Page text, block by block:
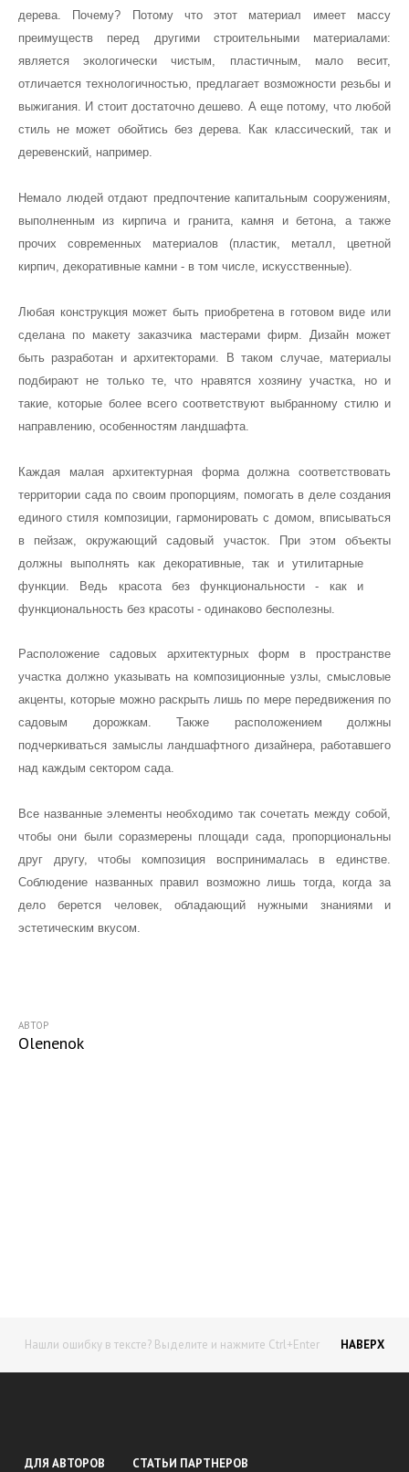
дерева. Почему? Потому что этот материал имеет массу
преимуществ перед другими строительными материалами:
является экологически чистым, пластичным, мало весит,
отличается технологичностью, предлагает возможности резьбы и
выжигания. И стоит достаточно дешево. А еще потому, что любой
стиль не может обойтись без дерева. Как классический, так и
деревенский, например.
Немало людей отдают предпочтение капитальным сооружениям,
выполненным из кирпича и гранита, камня и бетона, а также
прочих современных материалов (пластик, металл, цветной
кирпич, декоративные камни - в том числе, искусственные).
Любая конструкция может быть приобретена в готовом виде или
сделана по макету заказчика мастерами фирм. Дизайн может
быть разработан и архитекторами. В таком случае, материалы
подбирают не только те, что нравятся хозяину участка, но и
такие, которые более всего соответствуют выбранному стилю и
направлению, особенностям ландшафта.
Каждая малая архитектурная форма должна соответствовать
территории сада по своим пропорциям, помогать в деле создания
единого стиля композиции, гармонировать с домом, вписываться
в пейзаж, окружающий садовый участок. При этом объекты
должны выполнять как декоративные, так и утилитарные
функции. Ведь красота без функциональности - как и
функциональность без красоты - одинаково бесполезны.
Расположение садовых архитектурных форм в пространстве
участка должно указывать на композиционные узлы, смысловые
акценты, которые можно раскрыть лишь по мере передвижения по
садовым дорожкам. Также расположением должны
подчеркиваться замыслы ландшафтного дизайнера, работавшего
над каждым сектором сада.
Все названные элементы необходимо так сочетать между собой,
чтобы они были соразмерены площади сада, пропорциональны
друг другу, чтобы композиция воспринималась в единстве.
Соблюдение названных правил возможно лишь тогда, когда за
дело берется человек, обладающий нужными знаниями и
эстетическим вкусом.
АВТОР
Olenenok
Нашли ошибку в тексте? Выделите и нажмите Ctrl+Enter НАВЕРХ
ДЛЯ АВТОРОВ СТАТЬИ ПАРТНЕРОВ